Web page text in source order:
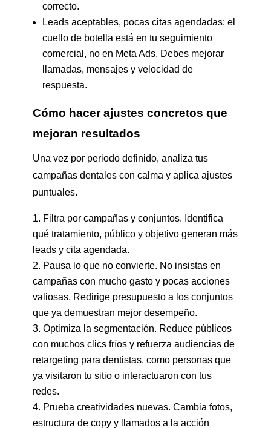
correcto.
Leads aceptables, pocas citas agendadas: el
cuello de botella está en tu seguimiento
comercial, no en Meta Ads. Debes mejorar
llamadas, mensajes y velocidad de
respuesta.
Cómo hacer ajustes concretos que
mejoran resultados
Una vez por periodo definido, analiza tus
campañas dentales con calma y aplica ajustes
puntuales.
Filtra por campañas y conjuntos. Identifica
qué tratamiento, público y objetivo generan más
leads y cita agendada.
Pausa lo que no convierte. No insistas en
campañas con mucho gasto y pocas acciones
valiosas. Redirige presupuesto a los conjuntos
que ya demuestran mejor desempeño.
Optimiza la segmentación. Reduce públicos
con muchos clics fríos y refuerza audiencias de
retargeting para dentistas, como personas que
ya visitaron tu sitio o interactuaron con tus
redes.
Prueba creatividades nuevas. Cambia fotos,
estructura de copy y llamados a la acción